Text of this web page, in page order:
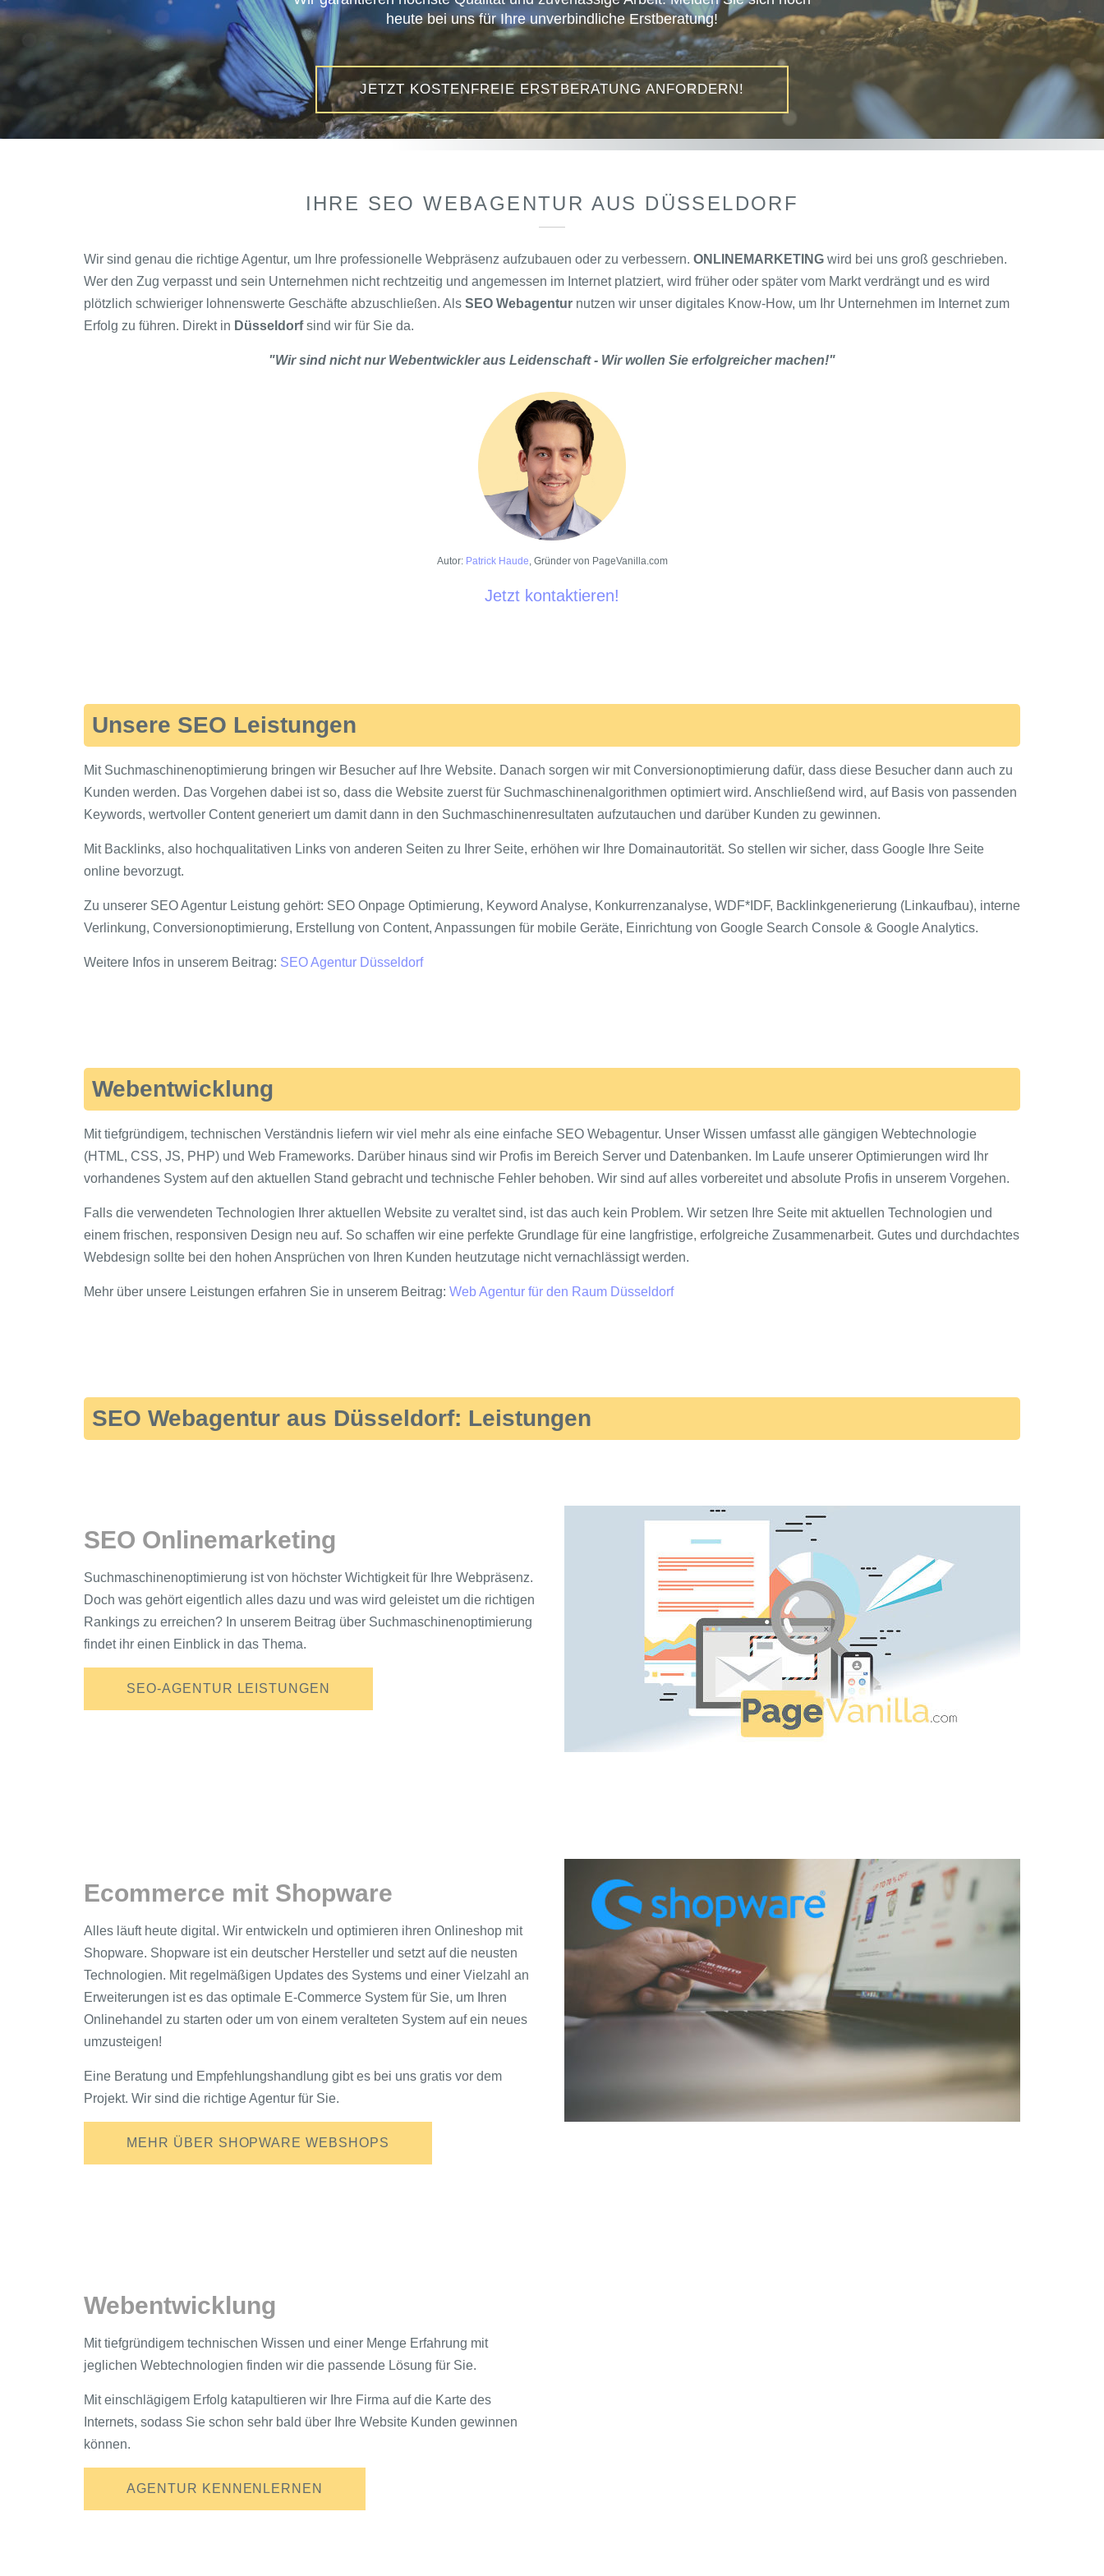
heute bei uns für Ihre unverbindliche Erstberatung!
JETZT KOSTENFREIE ERSTBERATUNG ANFORDERN!
Resultaten mehr als zufrieden sein werden.
JETZT KOSTENFREIE ERSTBERATUNG ANFORDERN!
Geschäft auf das nächste Level.
JETZT KOSTENFREIE ERSTBERATUNG ANFORDERN!
JETZT KOSTENFREIE ERSTBERATUNG ANFORDERN!
IHRE SEO WEBAGENTUR AUS DÜSSELDORF
Wir sind genau die richtige Agentur, um Ihre professionelle Webpräsenz aufzubauen oder zu verbessern. ONLINEMARKETING wird bei uns groß geschrieben.
Wer den Zug verpasst und sein Unternehmen nicht rechtzeitig und angemessen im Internet platziert, wird früher oder später vom Markt verdrängt und es wird
plötzlich schwieriger lohnenswerte Geschäfte abzuschließen. Als SEO Webagentur nutzen wir unser digitales Know-How, um Ihr Unternehmen im Internet zum
Erfolg zu führen. Direkt in Düsseldorfsind wir für Sie da.
"Wir sind nicht nur Webentwickler aus Leidenschaft - Wir wollen Sie erfolgreicher machen!"
Autor: Patrick Haude, Gründer von PageVanilla.com
Jetzt kontaktieren!
Unsere SEO Leistungen
Mit Suchmaschinenoptimierung bringen wir Besucher auf Ihre Website. Danach sorgen wir mit Conversionoptimierung dafür, dass diese Besucher dann auch zu
Kunden werden. Das Vorgehen dabei ist so, dass die Website zuerst für Suchmaschinenalgorithmen optimiert wird. Anschließend wird, auf Basis von passenden
Keywords, wertvoller Content generiert um damit dann in den Suchmaschinenresultaten aufzutauchen und darüber Kunden zu gewinnen.
Mit Backlinks, also hochqualitativen Links von anderen Seiten zu Ihrer Seite, erhöhen wir Ihre Domainautorität. So stellen wir sicher, dass Google Ihre Seite
online bevorzugt.
Zu unserer SEO Agentur Leistung gehört: SEO Onpage Optimierung, Keyword Analyse, Konkurrenzanalyse, WDF*IDF, Backlinkgenerierung (Linkaufbau), interne
Verlinkung, Conversionoptimierung, Erstellung von Content, Anpassungen für mobile Geräte, Einrichtung von Google Search Console & Google Analytics.
Weitere Infos in unserem Beitrag: SEO Agentur Düsseldorf
Webentwicklung
Mit tiefgründigem, technischen Verständnis liefern wir viel mehr als eine einfache SEO Webagentur. Unser Wissen umfasst alle gängigen Webtechnologie
(HTML, CSS, JS, PHP) und Web Frameworks. Darüber hinaus sind wir Profis im Bereich Server und Datenbanken. Im Laufe unserer Optimierungen wird Ihr
vorhandenes System auf den aktuellen Stand gebracht und technische Fehler behoben. Wir sind auf alles vorbereitet und absolute Profis in unserem Vorgehen.
Falls die verwendeten Technologien Ihrer aktuellen Website zu veraltet sind, ist das auch kein Problem. Wir setzen Ihre Seite mit aktuellen Technologien und
einem frischen, responsiven Design neu auf. So schaffen wir eine perfekte Grundlage für eine langfristige, erfolgreiche Zusammenarbeit. Gutes und durchdachtes
Webdesign sollte bei den hohen Ansprüchen von Ihren Kunden heutzutage nicht vernachlässigt werden.
Mehr über unsere Leistungen erfahren Sie in unserem Beitrag: Web Agentur für den Raum Düsseldorf
SEO Webagentur aus Düsseldorf: Leistungen
SEO Onlinemarketing
Suchmaschinenoptimierung ist von höchster Wichtigkeit für Ihre Webpräsenz.
Doch was gehört eigentlich alles dazu und was wird geleistet um die richtigen
Rankings zu erreichen? In unserem Beitrag über Suchmaschinenoptimierung
findet ihr einen Einblick in das Thema.
SEO-AGENTUR LEISTUNGEN
Ecommerce mit Shopware
Alles läuft heute digital. Wir entwickeln und optimieren ihren Onlineshop mit
Shopware. Shopware ist ein deutscher Hersteller und setzt auf die neusten
Technologien. Mit regelmäßigen Updates des Systems und einer Vielzahl an
Erweiterungen ist es das optimale E-Commerce System für Sie, um Ihren
Onlinehandel zu starten oder um von einem veralteten System auf ein neues
umzusteigen!
Eine Beratung und Empfehlungshandlung gibt es bei uns gratis vor dem
Projekt. Wir sind die richtige Agentur für Sie.
MEHR ÜBER SHOPWARE WEBSHOPS
Webentwicklung
Mit tiefgründigem technischen Wissen und einer Menge Erfahrung mit
jeglichen Webtechnologien finden wir die passende Lösung für Sie.
Mit einschlägigem Erfolg katapultieren wir Ihre Firma auf die Karte des
Internets, sodass Sie schon sehr bald über Ihre Website Kunden gewinnen
können.
AGENTUR KENNENLERNEN